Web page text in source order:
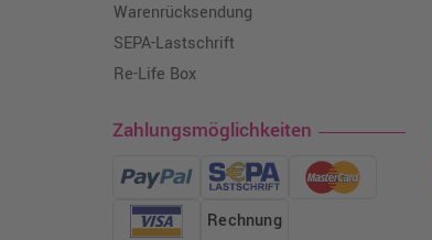
Warenrücksendung
SEPA-Lastschrift
Re-Life Box
Zahlungsmöglichkeiten
Rechnung